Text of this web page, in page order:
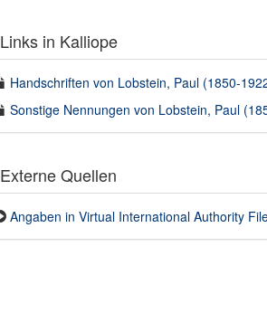
Links in Kalliope
Handschriften von Lobstein, Paul (1850-
Sonstige Nennungen von Lobstein, Paul
Externe Quellen
Angaben in Virtual International Authority